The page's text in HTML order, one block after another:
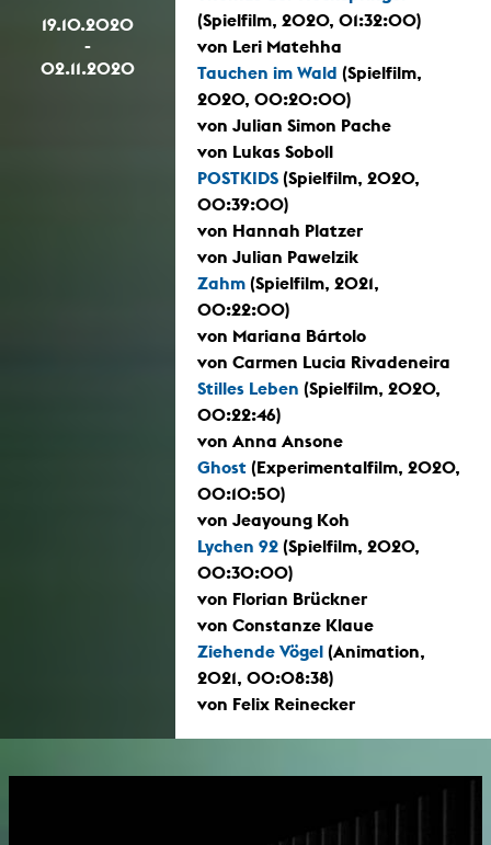
19.10.2020
-
02.11.2020
(Spielfilm, 2020, 01:32:00)
von Leri Matehha
Tauchen im Wald (Spielfilm,
2020, 00:20:00)
von Julian Simon Pache
von Lukas Soboll
POSTKIDS (Spielfilm, 2020,
00:39:00)
von Hannah Platzer
von Julian Pawelzik
Zahm (Spielfilm, 2021,
00:22:00)
von Mariana Bártolo
von Carmen Lucia Rivadeneira
Stilles Leben (Spielfilm, 2020,
00:22:46)
von Anna Ansone
Ghost (Experimentalfilm, 2020,
00:10:50)
von Jeayoung Koh
Lychen 92 (Spielfilm, 2020,
00:30:00)
von Florian Brückner
von Constanze Klaue
Ziehende Vögel (Animation,
2021, 00:08:38)
von Felix Reinecker